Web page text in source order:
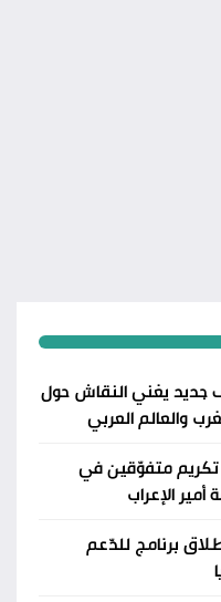
جديد يغني النقاش حول
والعالم العربي
متفوّقين في
الإعراب
برنامج للدّعم